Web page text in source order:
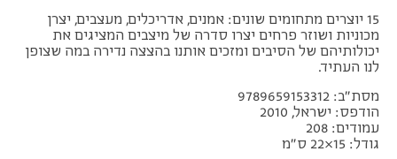
15 יוצרים מתחומים שונים: אמנים, אדריכלים, מעצבים, יצרן
מכוניות ושוזר פרחים יצרו סדרה של מיצבים המציגים את
יכולותיהם של הסיבים ומזכים אותנו בהצצה נדירה במה שצופן
לנו העתיד.
מסת"ב: 9789659153312
הודפס: ישראל, 2010
עמודים: 208
גודל: 15×22 ס"מ